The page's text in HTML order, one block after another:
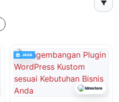
JASA
Idmstore